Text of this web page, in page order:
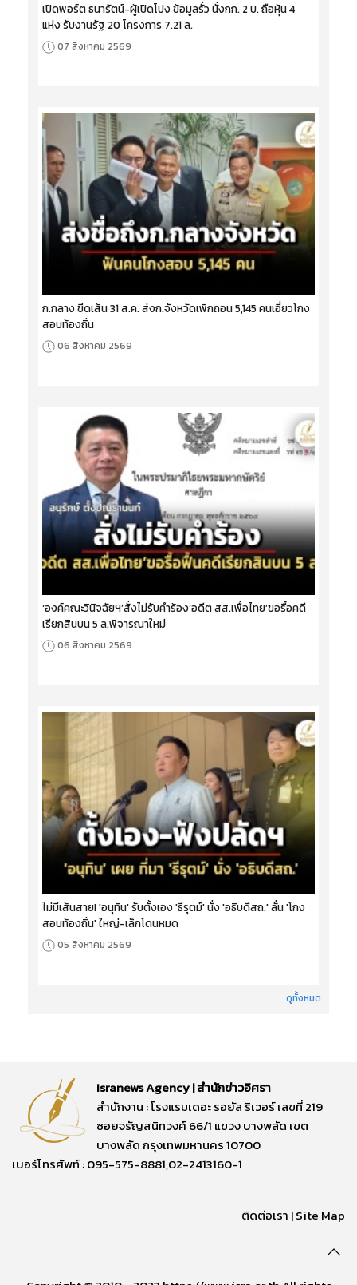
เปิดพอร์ต ธนารัตน์-ผู้เปิดโปง ข้อมูลรั่ว นั่งกก. 2 บ. ถือหุ้น 4
แห่ง รับงานรัฐ 20 โครงการ 7.21 ล.
07 สิงหาคม 2569
ก.กลาง ขีดเส้น 31 ส.ค. ส่งก.จังหวัดเพิกถอน 5,145 คนเอี่ยวโกง
สอบท้องถิ่น
06 สิงหาคม 2569
‘องค์คณะวินิจฉัยฯ’สั่งไม่รับคำร้อง‘อดีต สส.เพื่อไทย’ขอรื้อคดี
เรียกสินบน 5 ล.พิจารณาใหม่
06 สิงหาคม 2569
ไม่มีเส้นสาย! 'อนุทิน' รับตั้งเอง 'ธีรุตม์' นั่ง 'อธิบดีสถ.' ลั่น 'โกง
สอบท้องถิ่น' ใหญ่-เล็กโดนหมด
05 สิงหาคม 2569
ดูทั้งหมด
Isranews Agency | สำนักข่าวอิศรา
สำนักงาน : โรงแรมเดอะ รอยัล ริเวอร์ เลขที่ 219
ซอยจรัญสนิทวงศ์ 66/1 แขวง บางพลัด เขต
บางพลัด กรุงเทพมหานคร 10700
เบอร์โทรศัพท์ : 095-575-8881,02-2413160-1
ติดต่อเรา |Site Map